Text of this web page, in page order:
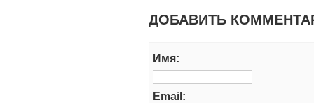
ДОБАВИТЬ
Имя:
Email: